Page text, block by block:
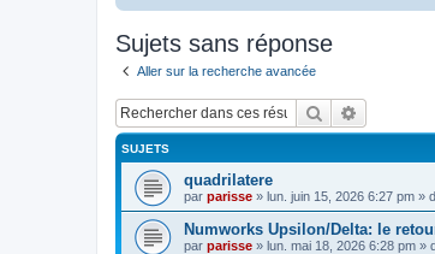
Sujets sans réponse
Aller sur la recherche avancée
Rechercher
SUJETS
quadrilatere
par parisse » lun. juin 15, 2026 6:27 pm »
Numworks Upsilon/Delta: le
par parisse » lun. mai 18, 2026 6:28 pm »